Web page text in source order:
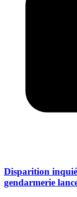
Disparition
gendarmerie